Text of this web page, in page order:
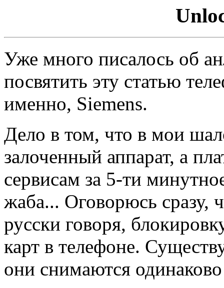
Уже много писалось об
посвятить эту статью
именно, Siemens.
Дело в том, что в мои
залоченный аппарат, а
сервисам за 5-ти
жаба... Оговорюсь сразу,
русски говоря,
карт в телефоне.
они снимаются